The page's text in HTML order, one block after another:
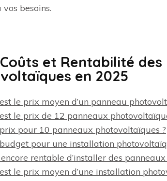
besoins.
Coûts et Rentabilité des
en 2025
le prix moyen d’un panneau
le prix de 12 panneaux
pour 10 panneaux photovoltaïques ?
pour une installation
rentable d’installer des
le prix moyen d’une installation